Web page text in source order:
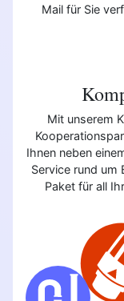
Mail für Sie
Mit unserem
Ihnen neben
Service rund um
Paket für all